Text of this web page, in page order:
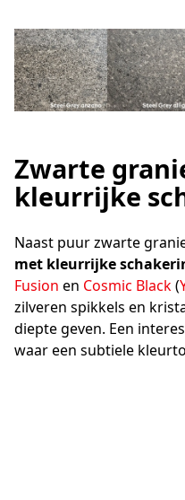
Zwarte
kleurrijke
Naast puur zwarte
met kleurrijke
Fusion en Cosmic Black(
zilveren spikkels en
diepte geven. Een
waar een subtiele